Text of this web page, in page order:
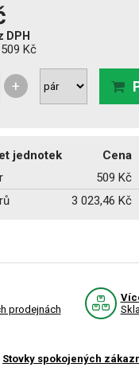
DPH
509 Kč
+
jednotek Cena
509 Kč
3 023,46 Kč
prodejnách
Stovky spokojených